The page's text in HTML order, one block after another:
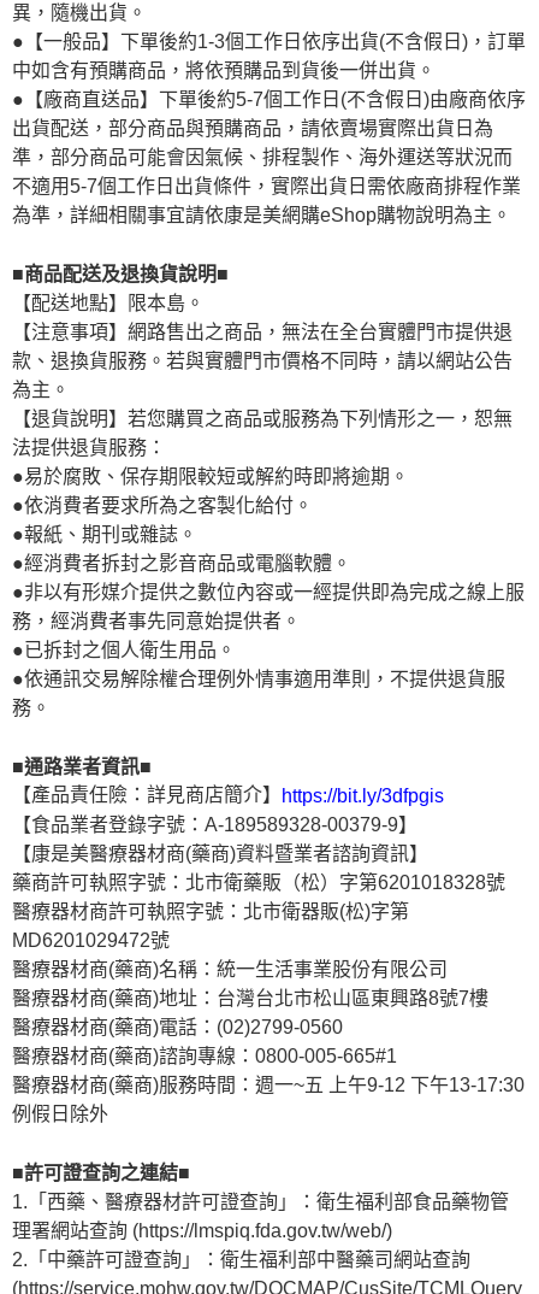
異，隨機出貨。
●【一般品】下單後約1-3個工作日依序出貨(不含假日)，訂單
中如含有預購商品，將依預購品到貨後一併出貨。
●【廠商直送品】下單後約5-7個工作日(不含假日)由廠商依序
出貨配送，部分商品與預購商品，請依賣場實際出貨日為
準，部分商品可能會因氣候、排程製作、海外運送等狀況而
不適用5-7個工作日出貨條件，實際出貨日需依廠商排程作業
為準，詳細相關事宜請依康是美網購eShop購物說明為主。
■商品配送及退換貨說明■
【配送地點】限本島。
【注意事項】網路售出之商品，無法在全台實體門市提供退
款、退換貨服務。若與實體門市價格不同時，請以網站公告
為主。
【退貨說明】若您購買之商品或服務為下列情形之一，恕無
法提供退貨服務：
●易於腐敗、保存期限較短或解約時即將逾期。
●依消費者要求所為之客製化給付。
●報紙、期刊或雜誌。
●經消費者拆封之影音商品或電腦軟體。
●非以有形媒介提供之數位內容或一經提供即為完成之線上服
務，經消費者事先同意始提供者。
●已拆封之個人衛生用品。
●依通訊交易解除權合理例外情事適用準則，不提供退貨服
務。
■通路業者資訊■
【產品責任險：詳見商店簡介】
https://bit.ly/3dfpgis
【食品業者登錄字號：A-189589328-00379-9】
【康是美醫療器材商(藥商)資料暨業者諮詢資訊】
藥商許可執照字號：北市衛藥販（松）字第6201018328號
醫療器材商許可執照字號：北市衛器販(松)字第
MD6201029472號
醫療器材商(藥商)名稱：統一生活事業股份有限公司
醫療器材商(藥商)地址：台灣台北市松山區東興路8號7樓
醫療器材商(藥商)電話：(02)2799-0560
醫療器材商(藥商)諮詢專線：0800-005-665#1
醫療器材商(藥商)服務時間：週一~五 上午9-12 下午13-17:30
例假日除外
■許可證查詢之連結■
1.「西藥、醫療器材許可證查詢」：衛生福利部食品藥物管
理署網站查詢 (https://lmspiq.fda.gov.tw/web/)
2.「中藥許可證查詢」：衛生福利部中醫藥司網站查詢
(https://service.mohw.gov.tw/DOCMAP/CusSite/TCMLQuery